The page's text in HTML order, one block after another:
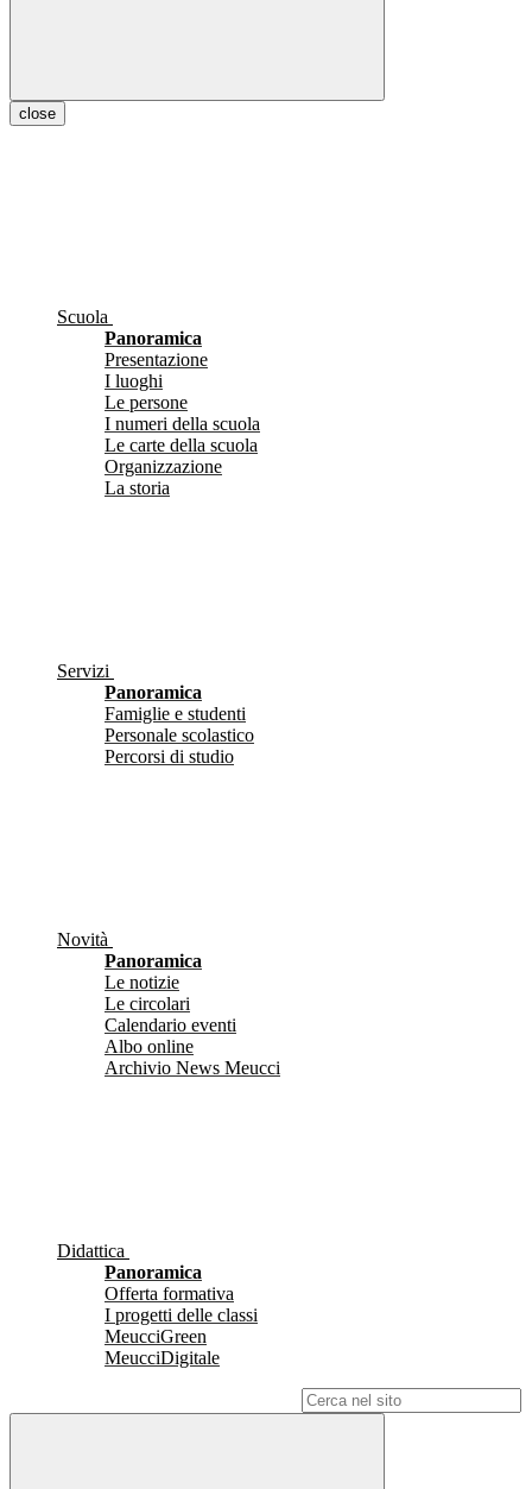
close
Scuola
Panoramica
Presentazione
I luoghi
Le persone
I numeri della scuola
Le carte della scuola
Organizzazione
La storia
Servizi
Panoramica
Famiglie e studenti
Personale scolastico
Percorsi di studio
Novità
Panoramica
Le notizie
Le circolari
Calendario eventi
Albo online
Archivio News Meucci
Didattica
Panoramica
Offerta formativa
I progetti delle classi
MeucciGreen
MeucciDigitale